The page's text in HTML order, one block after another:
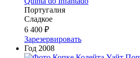
Португалия
Сладкое
6 400 ₽
Зарезервировать
Год 2008